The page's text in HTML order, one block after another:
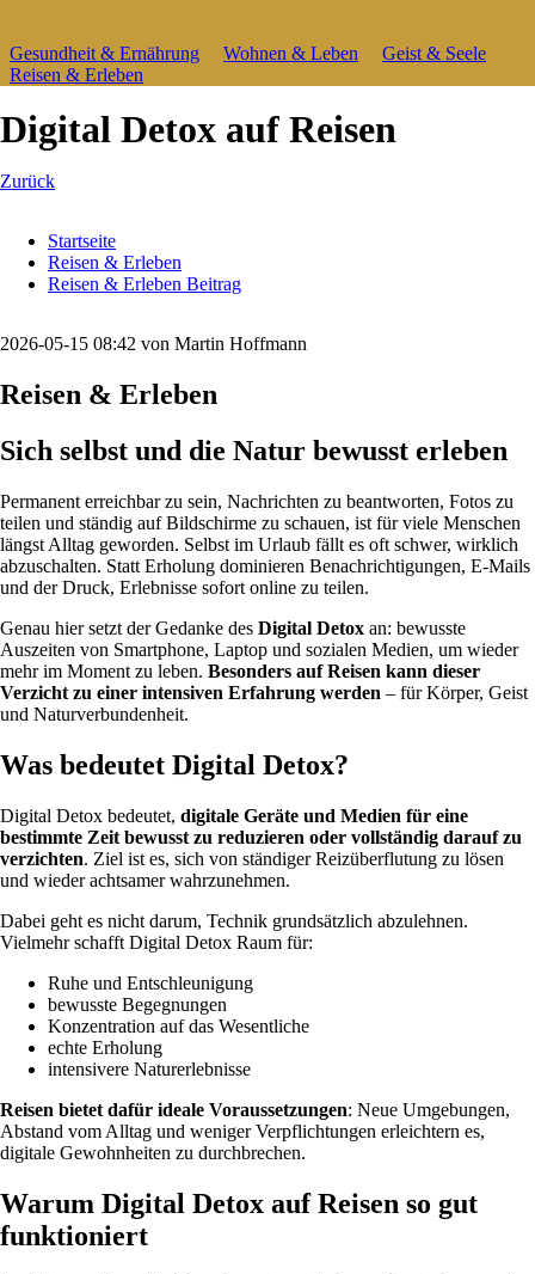
Navigation
überspringen
Gesundheit & Ernährung Wohnen & Leben
Geist & Seele
Reisen & Erleben
Digital Detox auf Reisen
Zurück
Startseite
Reisen & Erleben
Reisen & Erleben Beitrag
2026-05-15 08:42 von Martin Hoffmann
Reisen & Erleben
Sich selbst und die Natur bewusst erleben
Permanent erreichbar zu sein, Nachrichten zu beantworten, Fotos zu
teilen und ständig auf Bildschirme zu schauen, ist für viele Menschen
längst Alltag geworden. Selbst im Urlaub fällt es oft schwer, wirklich
abzuschalten. Statt Erholung dominieren Benachrichtigungen, E-Mails
und der Druck, Erlebnisse sofort online zu teilen.
Genau hier setzt der Gedanke des Digital Detox an: bewusste
Auszeiten von Smartphone, Laptop und sozialen Medien, um wieder
mehr im Moment zu leben. Besonders auf Reisen kann dieser
Verzicht zu einer intensiven Erfahrung werden – für Körper, Geist
und Naturverbundenheit.
Was bedeutet Digital Detox?
Digital Detox bedeutet, digitale Geräte und Medien für eine
bestimmte Zeit bewusst zu reduzieren oder vollständig darauf zu
verzichten. Ziel ist es, sich von ständiger Reizüberflutung zu lösen
und wieder achtsamer wahrzunehmen.
Dabei geht es nicht darum, Technik grundsätzlich abzulehnen.
Vielmehr schafft Digital Detox Raum für:
Ruhe und Entschleunigung
bewusste Begegnungen
Konzentration auf das Wesentliche
echte Erholung
intensivere Naturerlebnisse
Reisen bietet dafür ideale Voraussetzungen: Neue Umgebungen,
Abstand vom Alltag und weniger Verpflichtungen erleichtern es,
digitale Gewohnheiten zu durchbrechen.
Warum Digital Detox auf Reisen so gut
funktioniert